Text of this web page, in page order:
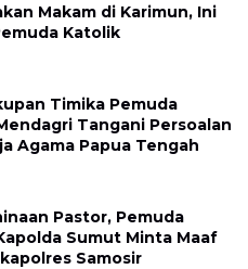
Makam di Karimun, Ini
Katolik
Timika Pemuda
Tangani Persoalan
Agama Papua Tengah
Pastor, Pemuda
Sumut Minta Maaf
Samosir